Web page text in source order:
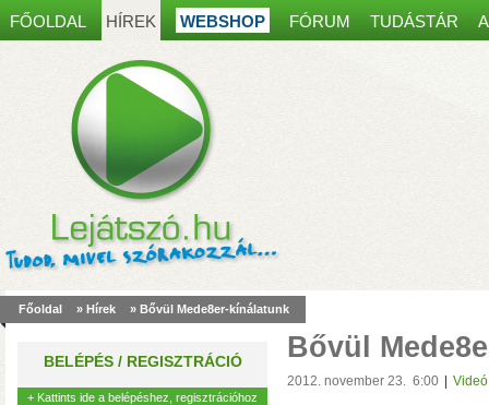
FŐOLDAL HÍREK WEBSHOP FÓRUM TUDÁSTÁR
most30 000 Ft
akár 8 mobiltelefonon,
működés, egy régi
Főoldal » Hírek » Bővül Mede8er-kínálatunk
Bővül
2012. november 23. 6:00 Videó
BELÉPÉS / REGISZTRÁCIÓ
+ Kattints ide a belépéshez, regisztrációhoz